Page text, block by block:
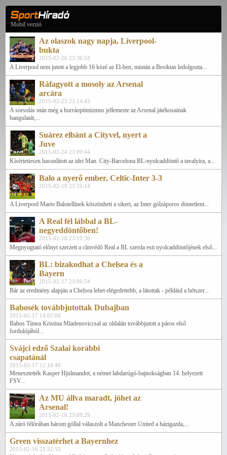
Mobil verzió
Az olaszok nagy napja, Liverpool-
bukta
2015-02-26 23:36:52
A Liverpool nem jutott a legjobb 16 közé az El-ben, miután a Besiktas ledolgozta...
Ráfagyott a mosoly az Arsenal
arcára
2015-02-25 23:14:43
A sorsolás után még a hurráoptimizmus jellemezte az Arsenal játékosainak
hangulatát,...
Suárez elbánt a Cityvel, nyert a
Juve
2015-02-24 23:09:44
Kísértetiesen hasonlított az idei Man. City-Barcelona BL-nyolcaddöntő a tavalyira, a...
Balo a nyerő ember, Celtic-Inter 3-3
2015-02-19 23:35:14
A Liverpool Mario Balotellinek köszönheti a sikert, az Inter gólzáporos döntetlent...
A Real fél lábbal a BL-
negyeddöntőben!
2015-02-18 23:19:30
Megnyugtató előnyt szerzett a címvédő Real a BL szerda esti nyolcaddöntőjének első...
BL: bizakodhat a Chelsea és a
Bayern
2015-02-17 23:06:54
Bár az eredmény alapján a Chelsea lehet elégedettebb, a látottak - például a hétszer...
Babosék továbbjutottak Dubajban
2015-02-17 14:02:08
Babos Tímea Kristina Mladenoviccsal az oldalán továbbjutott a páros első
fordulójából...
Svájci edző Szalai korábbi
csapatánál
2015-02-17 12:10:46
Menesztették Kasper Hjulmandot, a német labdarúgó-bajnokságban 14. helyezett
FSV...
Az MU állva maradt, jöhet az
Arsenal!
2015-02-16 23:09:29
A záró félórában három góllal válaszolt a Manchester United a házigazda,...
Green visszatérhet a Bayernhez
2015-02-16 21:52:53